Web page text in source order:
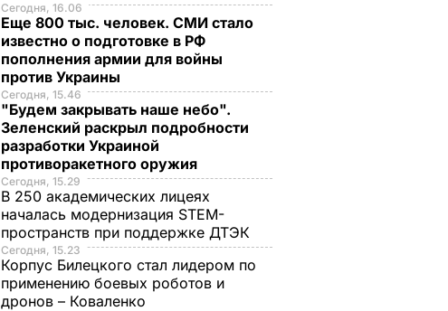
Сегодня, 16.06
Еще 800 тыс. человек. СМИ стало
известно о подготовке в РФ
пополнения армии для войны
против Украины
Сегодня, 15.46
"Будем закрывать наше небо".
Зеленский раскрыл подробности
разработки Украиной
противоракетного оружия
Сегодня, 15.29
В 250 академических лицеях
началась модернизация STEM-
пространств при поддержке ДТЭК​
Сегодня, 15.23
Корпус Билецкого стал лидером по
применению боевых роботов и
дронов – Коваленко